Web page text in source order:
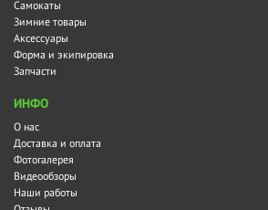
Самокаты
Зимние товары
Аксессуары
Форма и экипировка
Запчасти
ИНФО
О нас
Доставка и оплата
Фотогалерея
Видеообзоры
Наши работы